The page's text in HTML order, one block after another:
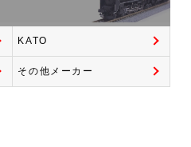
KATO
その他メーカー